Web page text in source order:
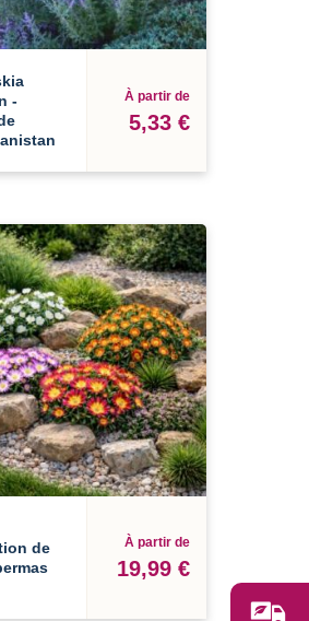
-
À partir de
5,33 €
de
À partir de
19,99 €